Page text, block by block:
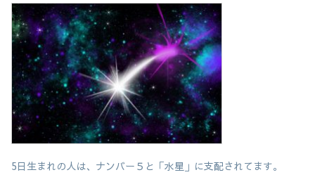
5日生まれの人は、ナンバー５と「水星」に支配されてます。